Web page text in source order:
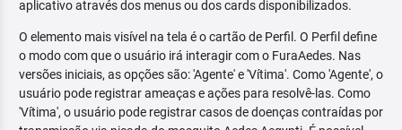
aplicativo através dos menus ou dos cards disponibilizados.
O elemento mais visível na tela é o cartão de Perfil. O Perfil define
o modo com que o usuário irá interagir com o FuraAedes. Nas
versões iniciais, as opções são: 'Agente' e 'Vítima'. Como 'Agente', o
usuário pode registrar ameaças e ações para resolvê-las. Como
'Vítima', o usuário pode registrar casos de doenças contraídas por